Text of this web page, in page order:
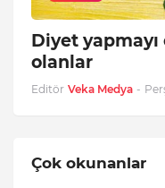
Diyet yapmayı
olanlar
Editör Veka Medya -
Çok okunanlar